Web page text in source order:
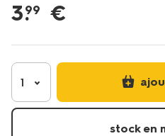
fr/manger-
cuisiner/cuisiner/linge-
cuisine/torchons/torchon-
65x65-
coton-
vert-
3.
99 €
1
stock en